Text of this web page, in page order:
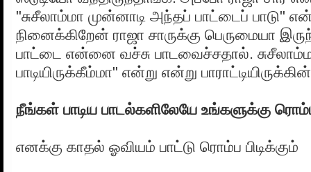
"சுசீலாம்மா முன்னாடி அந்தப் பாட்டைப் பாடு"
நினைக்கிறேன் ராஜா சாருக்கு பெருமையா
பாட்டை என்னை வச்சு பாடவைச்சதால்.
பாடியிருக்கீம்மா" என்று என்று
நீங்கள் பாடிய பாடல்களிலேயே உங்களுக்கு
எனக்கு காதல் ஓவியம் பாட்டு ரொம்ப பிடிக்கும்